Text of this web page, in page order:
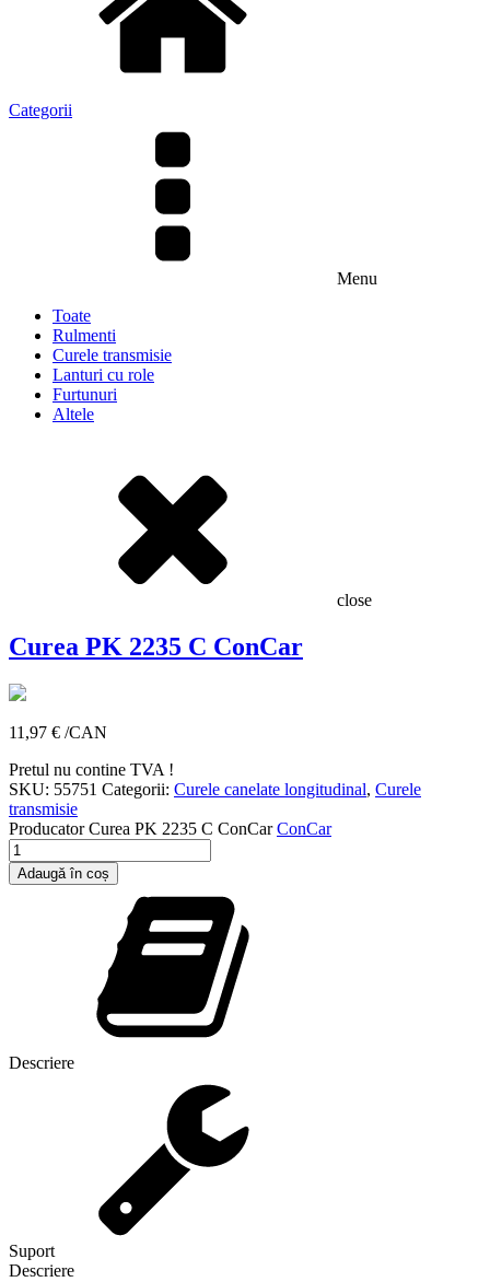
Categorii
Menu
Toate
Rulmenti
Curele transmisie
Lanturi cu role
Furtunuri
Altele
close
Curea PK 2235 C ConCar
11,97 € /CAN
Pretul nu contine TVA !
SKU: 55751 Categorii: Curele canelate longitudinal, Curele
transmisie
ProducatorCurea PK 2235 C ConCar ConCar
Cantitate
Curea
PK
Adaugă în coș
Descriere
Suport
Descriere